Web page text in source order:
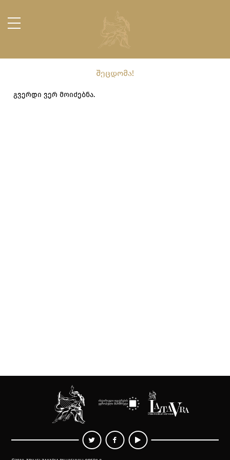
შეცდომა!
გვერდი ვერ მოიძებნა.